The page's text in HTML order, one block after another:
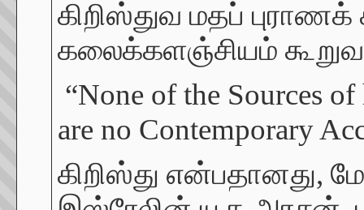
கிறிஸ்துவ மதப்
கலைக்களஞ்சியம்
“None of the Sources
are no Contemporary
கிறிஸ்து என்பதானது,